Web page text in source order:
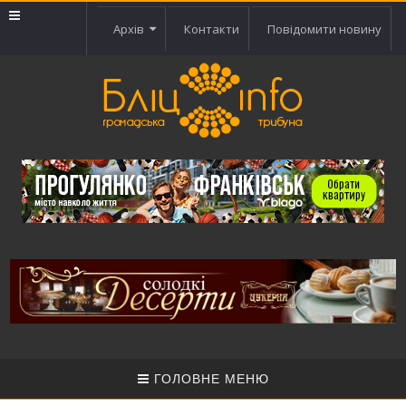
Архів Контакти Повідомити новину
ГОЛОВНЕ МЕНЮ